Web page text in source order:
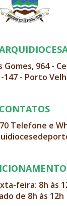
Gomes, 964 -
147 - Porto
CONTATOS
Telefone e
feira: 8h às
de 8h às 12h